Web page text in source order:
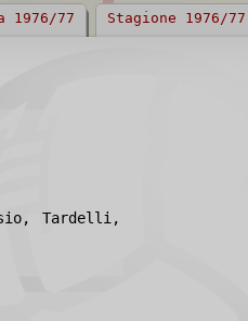
1976/77 Stagione 1976/77
Tardelli,